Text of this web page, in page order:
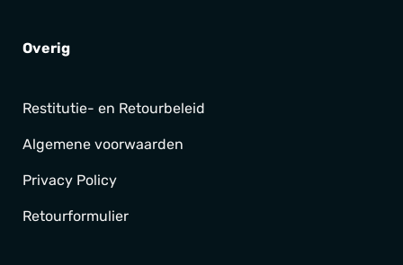
Overig
Restitutie- en Retourbeleid
Algemene voorwaarden
Privacy Policy
Retourformulier